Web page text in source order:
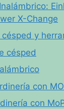
X-Change
y
césped
con
con